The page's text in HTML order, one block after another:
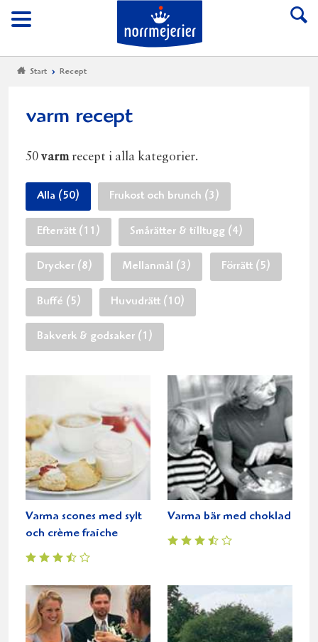
Meny
Till Norrmejerier
Start Recept
varm recept
50 varmrecept i alla kategorier.
Alla (50) Frukost och brunch (3)
Efterrätt (11) Smårätter & tilltugg (4)
Drycker (8) Mellanmål (3) Förrätt (5)
Buffé (5) Huvudrätt (10)
Bakverk & godsaker (1)
Varma scones med sylt
och crème fraiche
Varma bär med choklad